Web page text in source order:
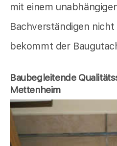
mit einem
Bachverständigen
bekommt der
Baubegleitende
Mettenheim